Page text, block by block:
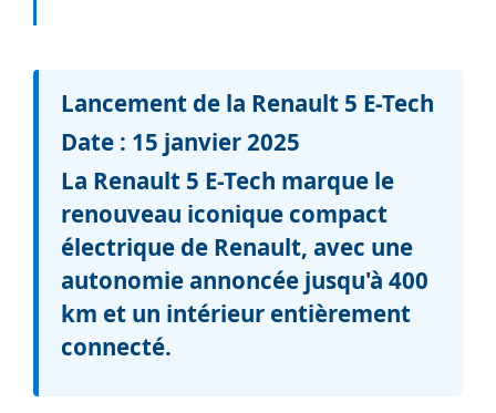
Lancement de la Renault 5 E-Tech
Date : 15 janvier 2025
La Renault 5 E-Tech marque le
renouveau iconique compact
électrique de Renault, avec une
autonomie annoncée jusqu'à 400
km et un intérieur entièrement
connecté.